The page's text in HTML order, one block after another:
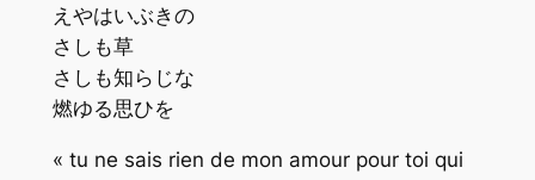
えやはいぶきの
さしも草
さしも知らじな
燃ゆる思ひを
« tu ne sais rien de mon amour pour toi qui